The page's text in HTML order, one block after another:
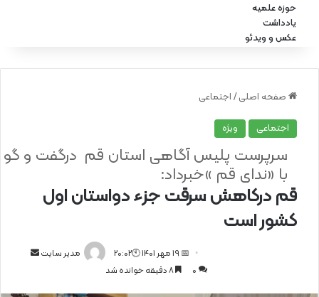
حوزه علمیه
یادداشت
عکس و ویدئو
صفحه اصلی / اجتماعی
اجتماعی ویژه
قم درکاهش سرقت جزء دواستان اول
کشور است
سرپرست پلیس آگاهی استان قم درگفت و گو
با «ندای قم »خبرداد:
مدیر سایت
📅 19 مهر 1401 🕙20:02
0